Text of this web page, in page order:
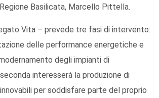
Basilicata, Marcello Pittella.
Vita – prevede tre fasi di intervento:
delle performance energetiche e
degli impianti di
interesserà la produzione di
per soddisfare parte del proprio